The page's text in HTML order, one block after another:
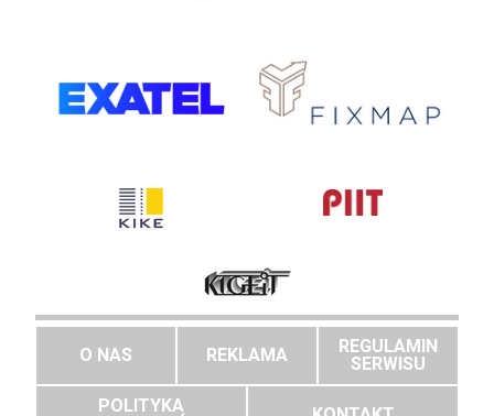
O NAS REKLAMA
REGULAMIN
SERWISU
POLITYKA